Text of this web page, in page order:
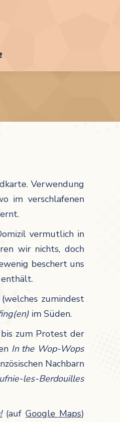
Verwendung
im verschlafenen
vermutlich in
wir nichts, doch
beschert uns
zumindest
im Süden.
zum Protest der
In the Wop-Wops
Nachbarn
les-Berdouilles
(aufGoogle Maps)